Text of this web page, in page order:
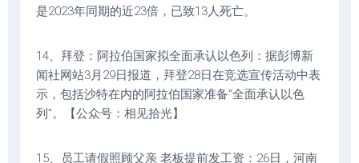
是2023年同期的近23倍，已致13人死亡。
14、拜登：阿拉伯国家拟全面承认以色列：据彭博新
闻社网站3月29日报道，拜登28日在竞选宣传活动中表
示，包括沙特在内的阿拉伯国家准备“全面承认以色
列”。【公众号：相见拾光】
15、员工请假照顾父亲 老板提前发工资：26日，河南